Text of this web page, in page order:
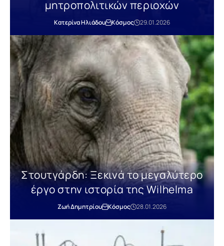
μητροπολιτικών περιοχών
Κατερίνα Ηλιάδου Κόσμος 29.01.2026
Στουτγάρδη: Ξεκινά το μεγαλύτερο
έργο στην ιστορία της Wilhelma
Ζωή Δημητρίου Κόσμος 28.01.2026